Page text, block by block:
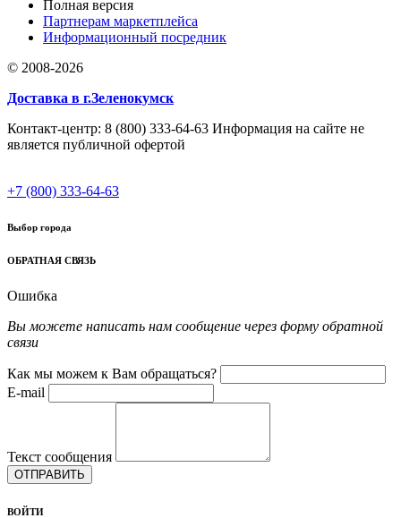
Полная версия
Партнерам маркетплейса
Информационный посредник
© 2008-2026
Доставка в г.Зеленокумск
Контакт-центр: 8 (800) 333-64-63 Информация на сайте не
является публичной офертой
+7 (800) 333-64-63
Выбор города
ОБРАТНАЯ СВЯЗЬ
Ошибка
Вы можете написать нам сообщение через форму обратной
связи
Как мы можем к Вам обращаться?
E-mail
Текст сообщения
ОТПРАВИТЬ
ВОЙТИ